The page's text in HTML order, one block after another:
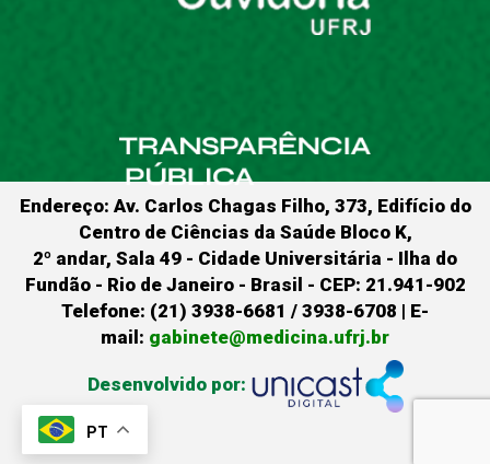
PT
Endereço: Av. Carlos Chagas Filho, 373, Edifício do
Centro de Ciências da Saúde Bloco K,
2º andar, Sala 49 - Cidade Universitária - Ilha do
Fundão - Rio de Janeiro - Brasil - CEP: 21.941-902
Telefone: (21) 3938-6681 / 3938-6708 | E-
mail: gabinete@medicina.ufrj.br
Desenvolvido por: